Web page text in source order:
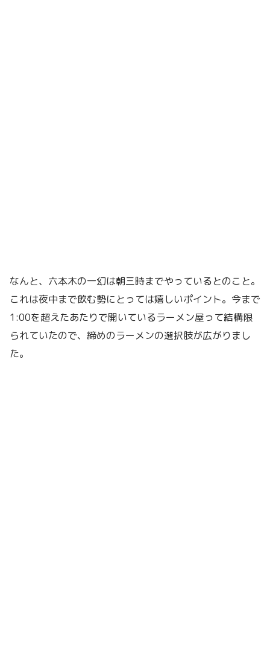
なんと、六本木の一幻は朝三時までやっているとのこと。
これは夜中まで飲む勢にとっては嬉しいポイント。今まで
1:00を超えたあたりで開いているラーメン屋って結構限
られていたので、締めのラーメンの選択肢が広がりまし
た。